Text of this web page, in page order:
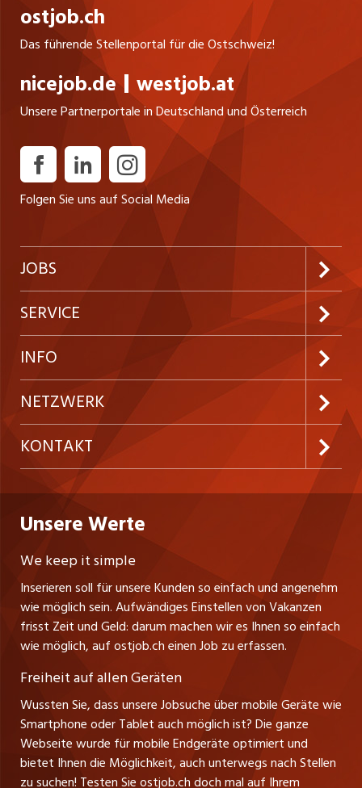
ostjob.ch
Das führende Stellenportal für die Ostschweiz!
nicejob.de westjob.at
Unsere Partnerportale in Deutschland und Österreich
Folgen Sie uns auf Social Media
JOBS
Jobabo abonnieren
Neue Stellen
Festanstellungen
Temporäre Jobs
Freelance Jobs
Praktika
Führungspositionen
Management / Kader-Jobs
Top-Regionen
Jobline
SERVICE
Kundenlogin
Inserieren
Firmen
Personalvermittler
INFO
Preise & Leistungen
AGB
Datenschutzerklärung
Nutzungsbedingungen
Stellenmeldepflicht
Schnittstelle
Impressum
NETZWERK
westjob.at
nicejob.de
myjob.ch
zentraljob.ch
jobbasel.ch
jobbern.ch
jobmittelland.ch
jobzüri.ch
schaffu.ch (VS)
KONTAKT
CH Media Classifieds AG
Fürstenlandstrasse 122
CH-9001 St. Gallen
Tel. +41 71 272 73 80
info@ostjob.ch/inserate@ostjob.ch
Henrik Jasek
Leiter ostjob.ch
Fredy Pillinger
Christoph Walzl
Verkauf und Beratung
Unsere Werte
We keep it simple
Inserieren soll für unsere Kunden so einfach und angenehm
wie möglich sein. Aufwändiges Einstellen von Vakanzen
frisst Zeit und Geld: darum machen wir es Ihnen so einfach
wie möglich, auf ostjob.ch einen Job zu erfassen.
Freiheit auf allen Geräten
Wussten Sie, dass unsere Jobsuche über mobile Geräte wie
Smartphone oder Tablet auch möglich ist? Die ganze
Webseite wurde für mobile Endgeräte optimiert und
bietet Ihnen die Möglichkeit, auch unterwegs nach Stellen
zu suchen! Testen Sie ostjob.ch doch mal auf Ihrem